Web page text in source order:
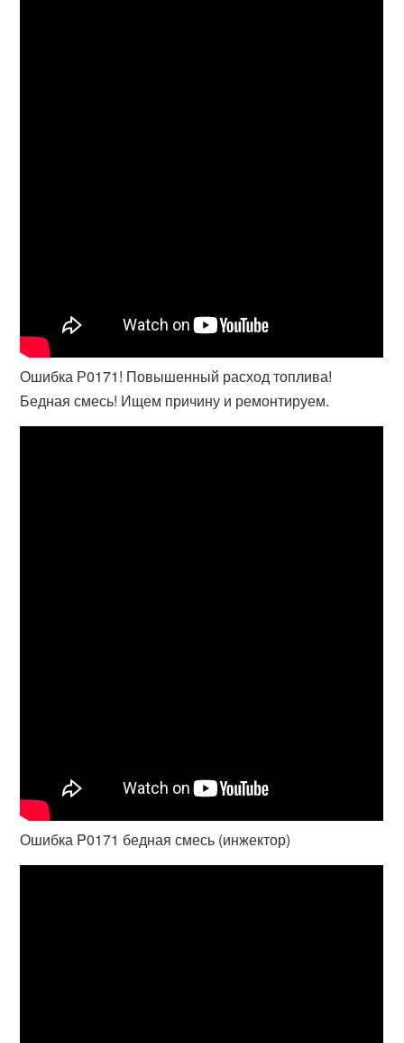
Ошибка Р0171! Повышенный расход топлива!
Бедная смесь! Ищем причину и ремонтируем.
Ошибка P0171 бедная смесь (инжектор)